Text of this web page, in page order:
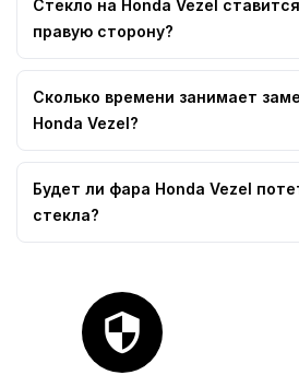
Стекло на Honda Vezel
правую сторону?
Сколько времени занимает
Honda Vezel?
Будет ли фара Honda Vezel
стекла?
security